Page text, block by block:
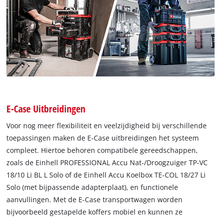
E-Case Uitbreidingen
Voor nog meer flexibiliteit en veelzijdigheid bij verschillende
toepassingen maken de E-Case uitbreidingen het systeem
compleet. Hiertoe behoren compatibele gereedschappen,
zoals de Einhell PROFESSIONAL Accu Nat-/Droogzuiger TP-VC
18/10 Li BL L Solo of de Einhell Accu Koelbox TE-COL 18/27 Li
Solo (met bijpassende adapterplaat), en functionele
aanvullingen. Met de E-Case transportwagen worden
bijvoorbeeld gestapelde koffers mobiel en kunnen ze